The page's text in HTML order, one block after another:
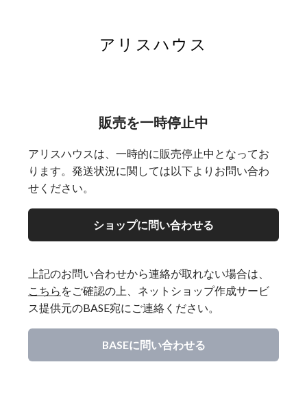
アリスハウス
販売を一時停止中
アリスハウスは、一時的に販売停止中となってお
ります。発送状況に関しては以下よりお問い合わ
せください。
ショップに問い合わせる
上記のお問い合わせから連絡が取れない場合は、
こちら をご確認の上、ネットショップ作成サービ
ス提供元のBASE宛にご連絡ください。
BASEに問い合わせる